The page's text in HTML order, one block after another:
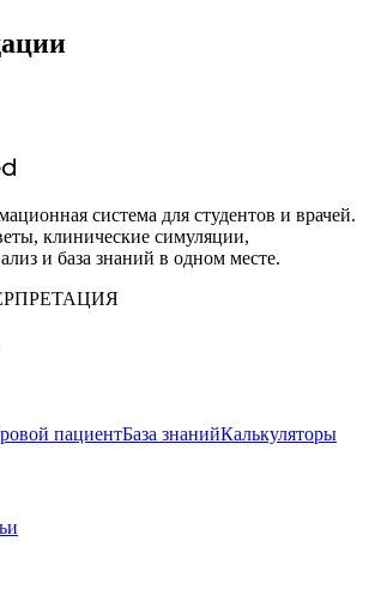
система для студентов и врачей.
клинические симуляции,
и база знаний в одном месте.
пациентБаза знанийКалькуляторы